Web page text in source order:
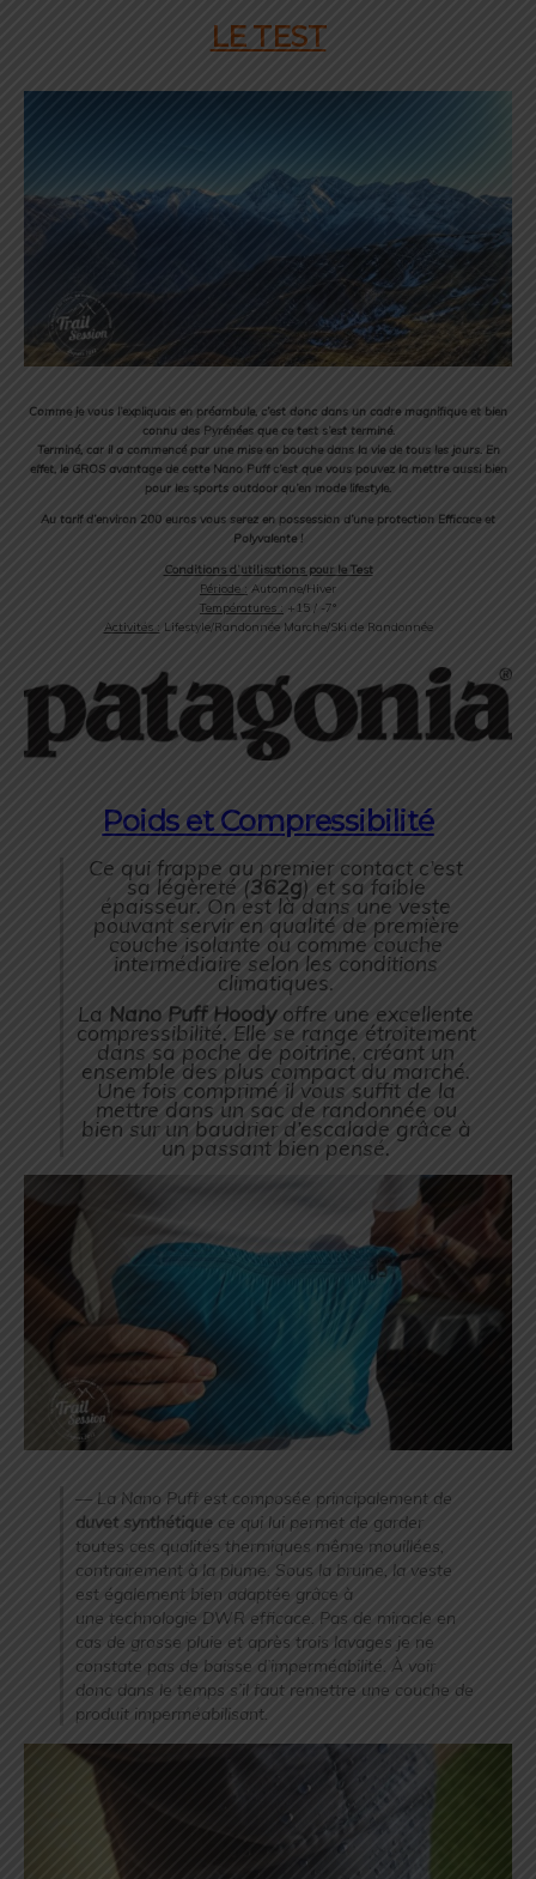
LE TEST
Comme je vous l’expliquais en préambule, c’est donc dans un cadre magnifique et bien
connu des Pyrénées que ce test s’est terminé.
Terminé, car il a commencé par une mise en bouche dans la vie de tous les jours. En
effet, le GROS avantage de cette Nano Puff c’est que vous pouvez la mettre aussi bien
pour les sports outdoor qu’en mode lifestyle.
Au tarif d’environ 200 euros vous serez en possession d’une protection Efficace et
Polyvalente !
Conditions d’utilisations pour le Test
Période : Automne/Hiver
Températures : +15 / -7°
Activités : Lifestyle/Randonnée Marche/Ski de Randonnée
Poids et Compressibilité
Ce qui frappe au premier contact c’est
sa légèreté (362g) et sa faible
épaisseur. On est là dans une veste
pouvant servir en qualité de première
couche isolante ou comme couche
intermédiaire selon les conditions
climatiques.
La Nano Puff Hoodyoffre une excellente
compressibilité. Elle se range étroitement
dans sa poche de poitrine, créant un
ensemble des plus compact du marché.
Une fois comprimé il vous suffit de la
mettre dans un sac de randonnée ou
bien sur un baudrier d’escalade grâce à
un passant bien pensé.
La Nano Puff est composée principalement de
duvet synthétique ce qui lui permet de garder
toutes ces qualités thermiques même mouillées,
contrairement à la plume. Sous la bruine, la veste
est également bien adaptée grâce à
une technologie DWR efficace. Pas de miracle en
cas de grosse pluie et après trois lavages je ne
constate pas de baisse d’imperméabilité. À voir
donc dans le temps s’il faut remettre une couche de
produit imperméabilisant.